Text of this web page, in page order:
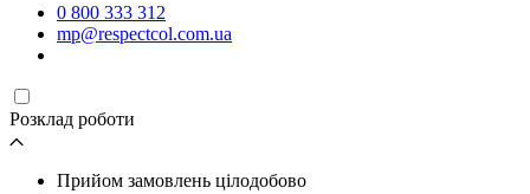
0 800 333 312
mp@respectcol.com.ua
Розклад роботи
Прийом замовлень цілодобово